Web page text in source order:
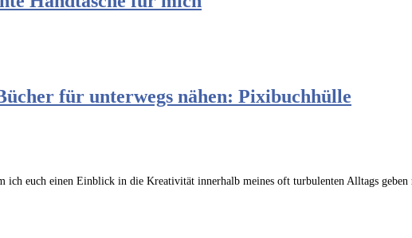
für unterwegs nähen: Pixibuchhülle
ich euch einen Einblick in die Kreativität innerhalb meines oft turbulenten Alltags